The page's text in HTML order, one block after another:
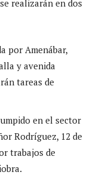
realizarán en dos
por Amenábar,
y avenida
tareas de
en el sector
Rodríguez, 12 de
trabajos de